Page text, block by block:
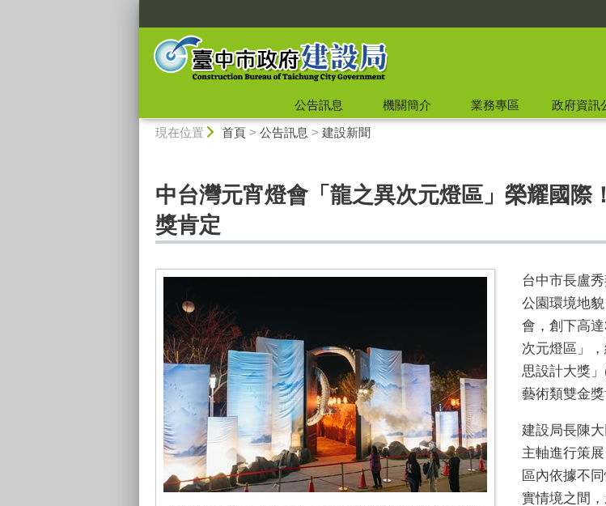
公告訊息 機關簡介 業務專區 政府資訊
現在位置 首頁> 公告訊息 > 建設新聞
中台灣元宵燈會「龍之異次元燈區」榮耀國際
獎肯定
台中市長盧
公園環境地
會，創下高達
次元燈區」
思設計大獎」
藝術類雙金
建設局長陳
主軸進行策
區內依據不
實情境之間